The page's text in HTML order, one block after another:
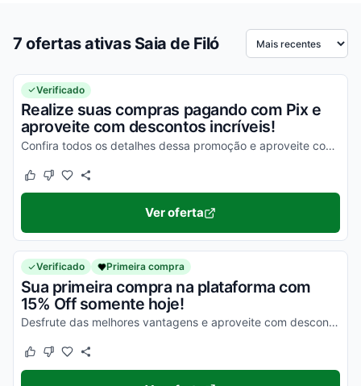
7 ofertas ativas Saia de Filó Ordenar por
Verificado
Realize suas compras pagando com Pix e
aproveite com descontos incríveis!
Confira todos os detalhes dessa promoção e aproveite com as melhores vantagens possíveis!
Este cupom funcionou
Este cupom não funcionou
Ver oferta
Verificado Primeira compra
Sua primeira compra na plataforma com
15% Off somente hoje!
Desfrute das melhores vantagens e aproveite com descontos simplesmente incríveis!
Este cupom funcionou
Este cupom não funcionou